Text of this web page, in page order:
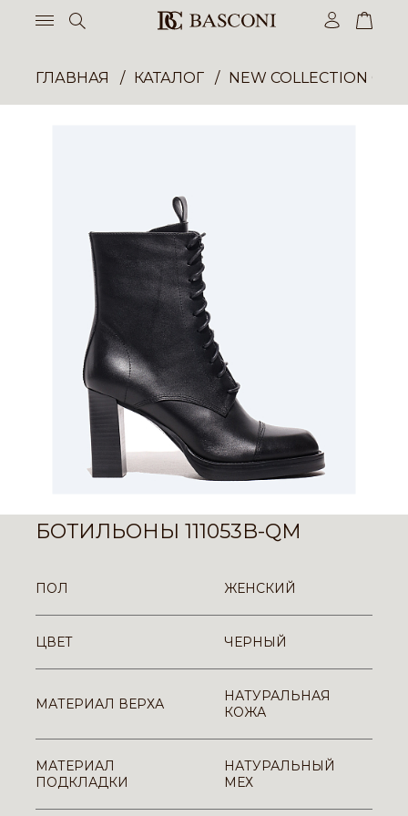
ГЛАВНАЯ КАТАЛОГ NEW COLLECTION
БОТИЛЬОНЫ 111053B-QM
ПОЛ ЖЕНСКИЙ
ЦВЕТ ЧЕРНЫЙ
МАТЕРИАЛ ВЕРХА
НАТУРАЛЬНАЯ
КОЖА
МАТЕРИАЛ
ПОДКЛАДКИ
НАТУРАЛЬНЫЙ
МЕХ